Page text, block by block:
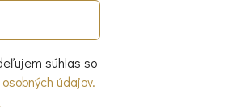
súhlas so
údajov.